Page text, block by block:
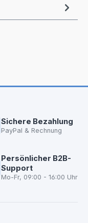
Sichere Bezahlung
PayPal & Rechnung
Persönlicher B2B-
Support
Mo-Fr, 09:00 - 16:00 Uhr